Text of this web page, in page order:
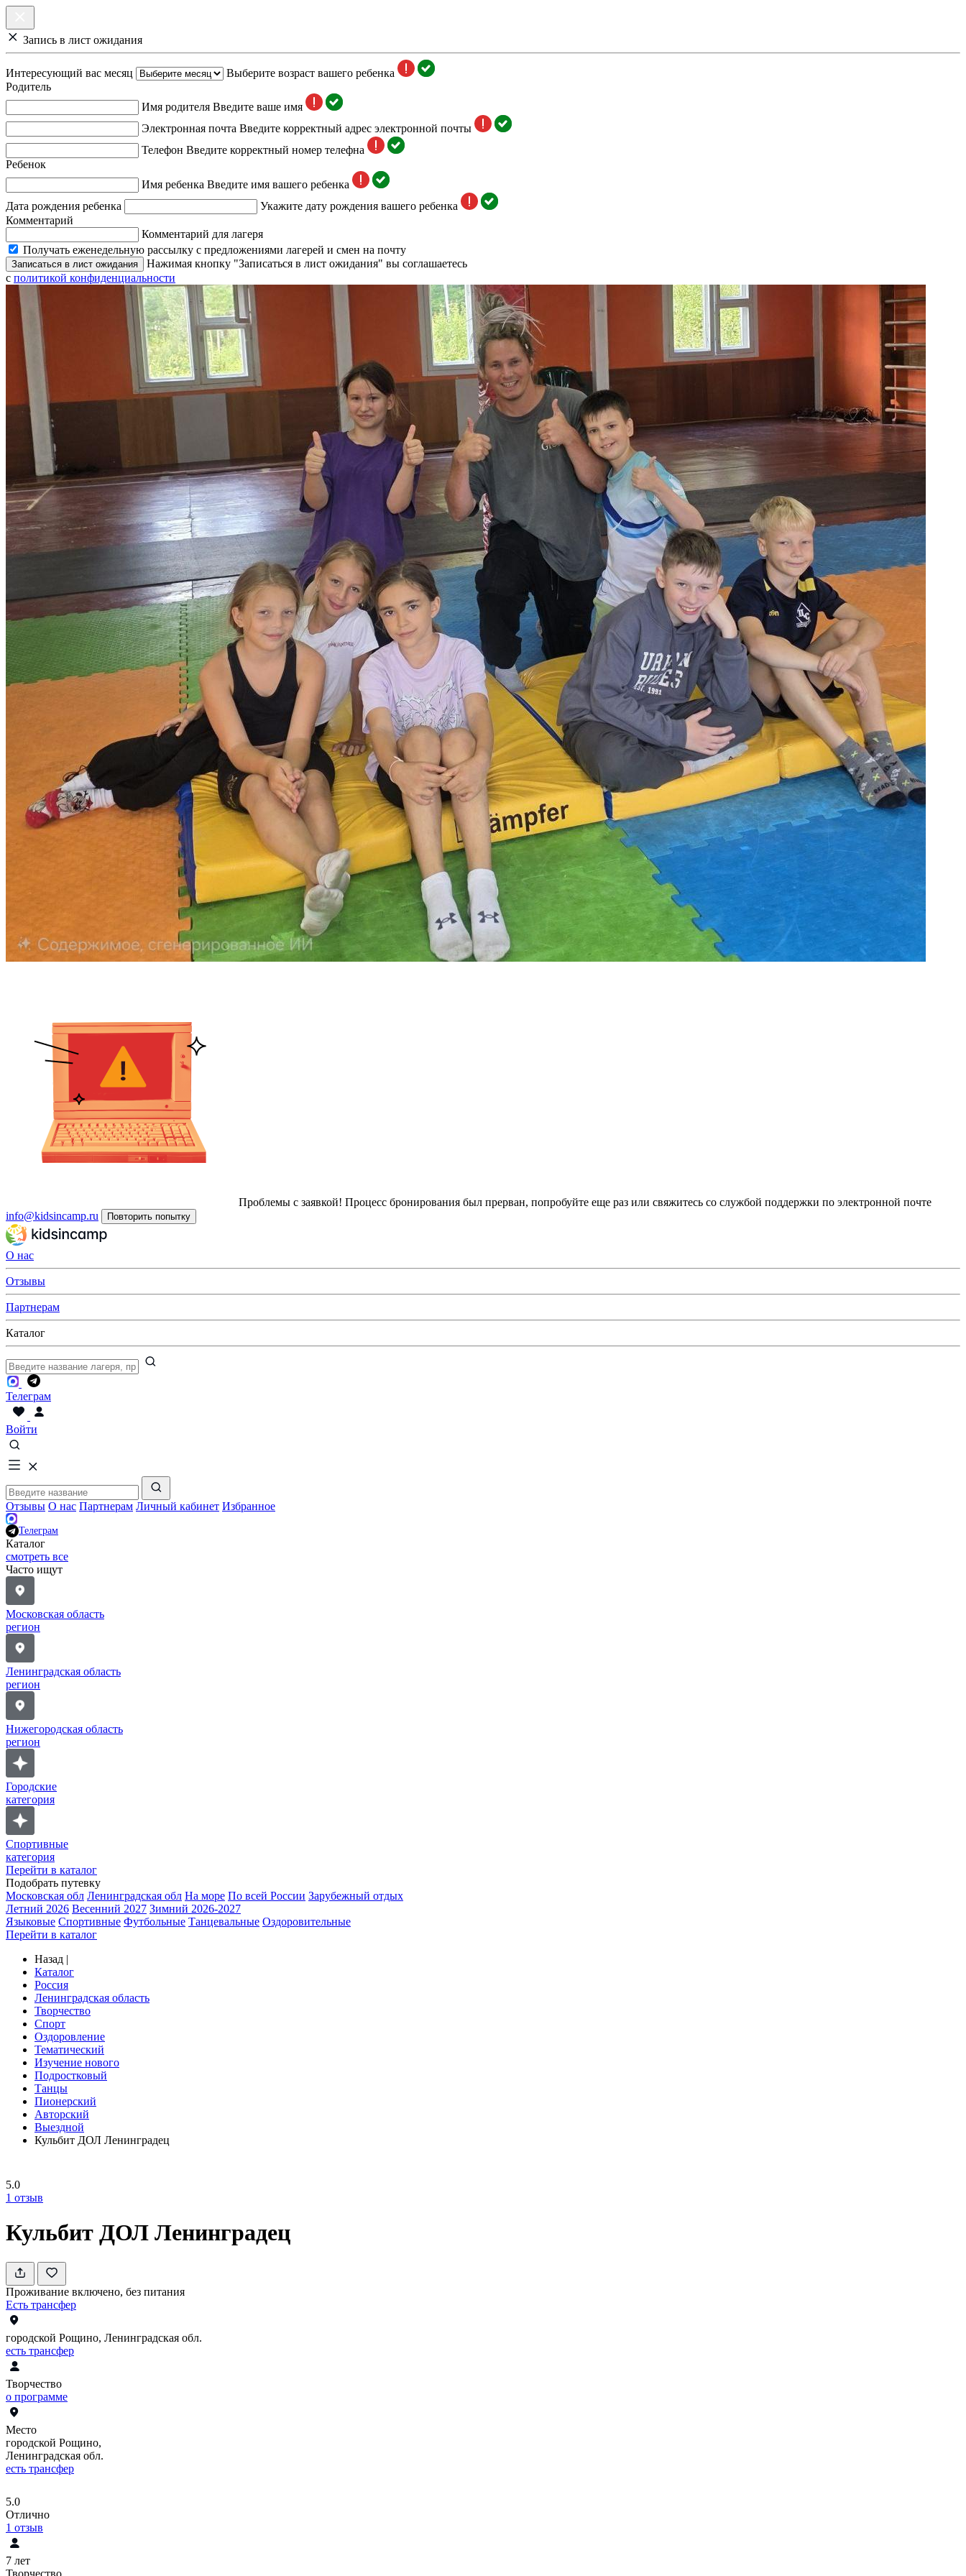
Запись в лист ожидания
Интересующий вас месяц
Выберите возраст вашего ребенка
Родитель
Имя родителя Введите ваше имя
Электронная почта Введите корректный адрес электронной почты
Телефон Введите корректный номер телефна
Ребенок
Имя ребенка Введите имя вашего ребенка
Дата рождения ребенка
Укажите дату рождения вашего ребенка
Комментарий
Комментарий для лагеря
Получать еженедельную рассылку с предложениями лагерей и смен на почту
Записаться в лист ожидания
Нажимая кнопку "Записаться в лист ожидания" вы соглашаетесь
с политикой конфиденциальности
Проблемы с заявкой! Процесс бронирования был прерван, попробуйте еще раз или свяжитесь со службой поддержки по электронной почте
info@kidsincamp.ru
Повторить попытку
О нас
Отзывы
Партнерам
Каталог
Телеграм
Войти
Отзывы О нас Партнерам Личный кабинет Избранное
Телеграм
Каталог
смотреть все
Часто ищут
Московская область
регион
Ленинградская область
регион
Нижегородская область
регион
Городские
категория
Спортивные
категория
Перейти в каталог
Подобрать путевку
Московская обл Ленинградская обл На море По всей России Зарубежный отдых
Летний 2026 Весенний 2027 Зимний 2026-2027
Языковые Спортивные Футбольные Танцевальные Оздоровительные
Перейти в каталог
Назад |
Каталог
Россия
Ленинградская область
Творчество
Спорт
Оздоровление
Тематический
Изучение нового
Подростковый
Танцы
Пионерский
Авторский
Выездной
Кульбит ДОЛ Ленинградец
5.0
1 отзыв
Кульбит ДОЛ Ленинградец
Проживание включено, без питания
Есть трансфер
городской Рощино, Ленинградская обл.
есть трансфер
Творчество
о программе
Место
городской Рощино,
Ленинградская обл.
есть трансфер
5.0
Отлично
1 отзыв
7 лет
Творчество